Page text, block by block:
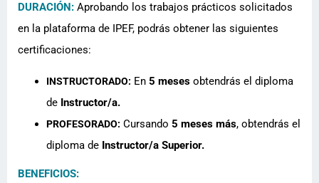
DURACIÓN: Aprobando los trabajos prácticos solicitados
en la plataforma de IPEF, podrás obtener las siguientes
certificaciones:
INSTRUCTORADO: En 5 meses obtendrás el diploma
de Instructor/a.
PROFESORADO: Cursando 5 meses más, obtendrás el
diploma de Instructor/a Superior.
BENEFICIOS: